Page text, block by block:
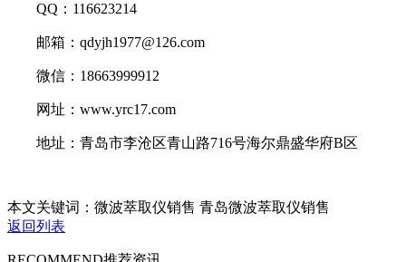
QQ：116623214
邮箱：qdyjh1977@126.com
微信：18663999912
网址：www.yrc17.com
地址：青岛市李沧区青山路716号海尔鼎盛华府B区
本文关键词：微波萃取仪销售 青岛微波萃取仪销售
返回列表